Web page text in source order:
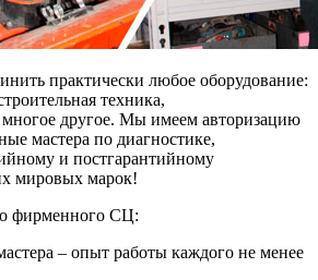
практически любое оборудование:
техника,
многое другое. Мы имеем авторизацию
мастера по диагностике,
и постгарантийному
мировых марок!
фирменного СЦ:
– опыт работы каждого не менее